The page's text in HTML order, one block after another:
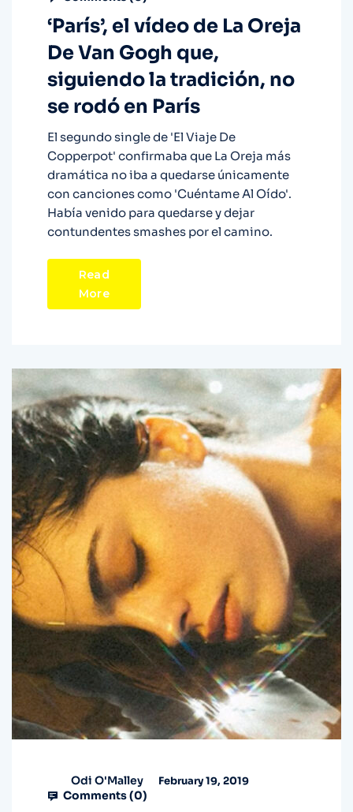
‘París’, el vídeo de La Oreja
De Van Gogh que,
siguiendo la tradición, no
se rodó en París
El segundo single de 'El Viaje De
Copperpot' confirmaba que La Oreja más
dramática no iba a quedarse únicamente
con canciones como 'Cuéntame Al Oído'.
Había venido para quedarse y dejar
contundentes smashes por el camino.
Read
More
Odi O'Malley February 19, 2019
Comments (0)